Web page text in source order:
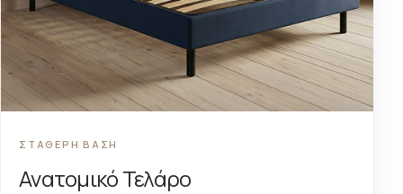
ΣΤΑΘΕΡΗ ΒΑΣΗ
Ανατομικό Τελάρο